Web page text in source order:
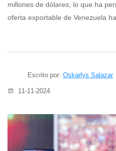
millones de dólares; lo que ha
oferta exportable de Venezuela
Escrito por: Oskarlys Salazar
11-11-2024